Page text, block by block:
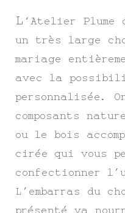
L ‘Atelier Plume
un très large
mariage
avec la
personnalisée.
composants
ou le bois
cirée qui vous
confectionner
L’embarras du
présenté va